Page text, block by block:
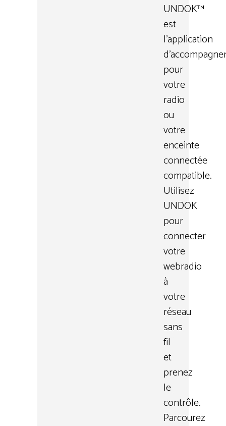
UNDOK™
est
l'application
pour
votre
radio
ou
votre
enceinte
connectée
compatible.
Utilisez
UNDOK
pour
connecter
votre
webradio
à
votre
réseau
sans
fil
et
prenez
le
contrôle.
Parcourez